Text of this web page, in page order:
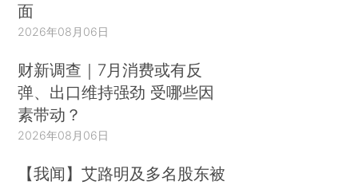
面
2026年08月06日
财新调查｜7月消费或有反
弹、出口维持强劲 受哪些因
素带动？
2026年08月06日
【我闻】艾路明及多名股东被